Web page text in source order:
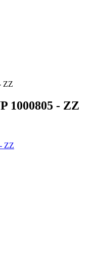
ZZ
1000805 - ZZ